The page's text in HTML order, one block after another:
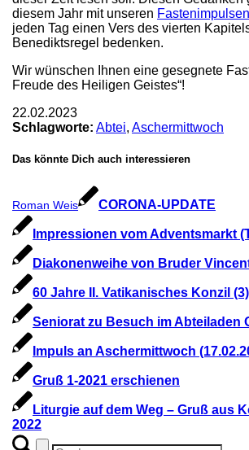
diesem Jahr mit unseren Fastenimpulsen
jeden Tag einen Vers des vierten
Benediktsregel bedenken.
Wir wünschen Ihnen eine gesegnete
Freude des Heiligen Geistes“!
22.02.2023
Schlagworte: Abtei, Aschermittwoch
Das könnte Dich auch interessieren
Roman Weis CORONA-UPDATE
Impressionen vom Adventsmarkt
Diakonenweihe von Bruder
60 Jahre II. Vatikanisches Konzil (3)
Seniorat zu Besuch im Abteiladen
Impuls an Aschermittwoch
Gruß 1-2021 erschienen
Liturgie auf dem Weg – Gruß aus
2022